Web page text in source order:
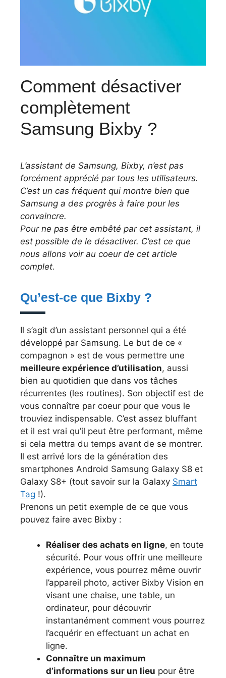
Comment désactiver
complètement
Samsung Bixby ?
L’assistant de Samsung, Bixby, n’est pas
forcément apprécié par tous les utilisateurs.
C’est un cas fréquent qui montre bien que
Samsung a des progrès à faire pour les
convaincre.
Pour ne pas être embêté par cet assistant, il
est possible de le désactiver. C’est ce que
nous allons voir au coeur de cet article
complet.
Qu’est-ce que Bixby ?
Il s’agit d’un assistant personnel qui a été
développé par Samsung. Le but de ce «
compagnon » est de vous permettre une
meilleure expérience d’utilisation, aussi
bien au quotidien que dans vos tâches
récurrentes (les routines). Son objectif est de
vous connaître par coeur pour que vous le
trouviez indispensable. C’est assez bluffant
et il est vrai qu’il peut être performant, même
si cela mettra du temps avant de se montrer.
Il est arrivé lors de la génération des
smartphones Android Samsung Galaxy S8 et
Galaxy S8+ (tout savoir sur la Galaxy Smart
Tag !).
Prenons un petit exemple de ce que vous
pouvez faire avec Bixby :
Réaliser des achats en ligne, en toute
sécurité. Pour vous offrir une meilleure
expérience, vous pourrez même ouvrir
l’appareil photo, activer Bixby Vision en
visant une chaise, une table, un
ordinateur, pour découvrir
instantanément comment vous pourrez
l’acquérir en effectuant un achat en
ligne.
Connaître un maximum
d’informations sur un lieu pour être